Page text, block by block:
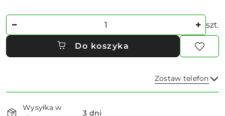
szt.
Do koszyka
Zostaw telefon
Wysyłka w
3 dni